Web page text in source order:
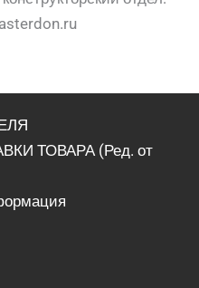
ТОВАРА (Ред. от